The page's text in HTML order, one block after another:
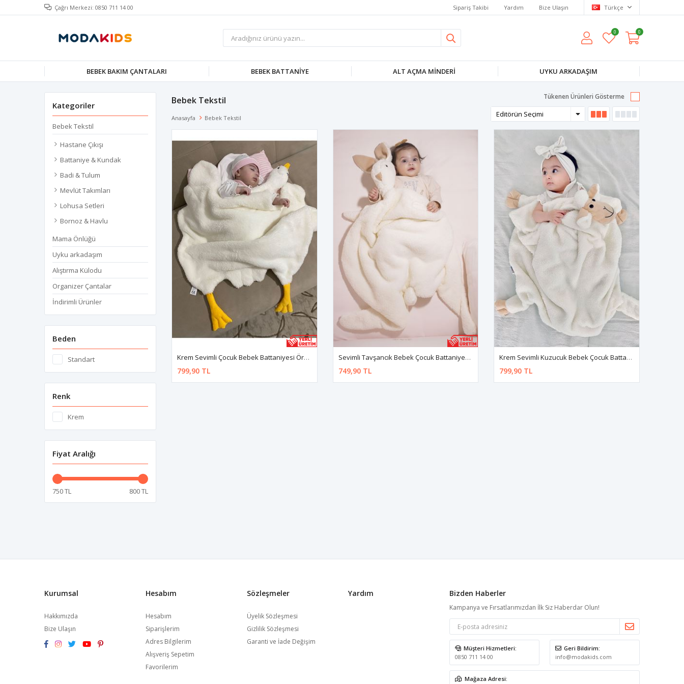
Çağrı Merkezi: 0850 711 14 00 Sipariş Takibi Yardım Bize Ulaşın Türkçe
0 0
BEBEK BAKIM ÇANTALARI BEBEK BATTANIYE ALT AÇMA MINDERI UYKU ARKADAŞIM
Kategoriler
Bebek Tekstil
Hastane Çıkışı
Battaniye & Kundak
Badi & Tulum
Mevlüt Takımları
Lohusa Setleri
Bornoz & Havlu
Mama Önlüğü
Uyku arkadaşım
Alıştırma Külodu
Organizer Çantalar
İndirimli Ürünler
Beden
Standart
Renk
Krem
Fiyat Aralığı
750 TL 800 TL
Bebek Tekstil
Anasayfa Bebek Tekstil
Tükenen Ürünleri Gösterme
Krem Sevimli Çocuk Bebek Battaniyesi Ördek Kışlık Peluş Welsoft Kaz Battaniye
799,90 TL
Sevimli Tavşancık Bebek Çocuk Battaniyesi Kışlık Peluş Welsoft Tavşan Battaniye
749,90 TL
Krem Sevimli Kuzucuk Bebek Çocuk Battaniyesi Kışlık Peluş Welsoft Koyun Kuzu Battaniye
799,90 TL
Kurumsal
Hakkımızda
Bize Ulaşın
Hesabım
Hesabım
Siparişlerim
Adres Bilgilerim
Alışveriş Sepetim
Favorilerim
Sözleşmeler
Üyelik Sözleşmesi
Gizlilik Sözleşmesi
Garanti ve İade Değişim
Yardım Bizden Haberler
Kampanya ve Fırsatlarımızdan İlk Siz Haberdar Olun!
Müşteri Hizmetleri:
0850 711 14 00
Geri Bildirim:
info@modakids.com
Mağaza Adresi: